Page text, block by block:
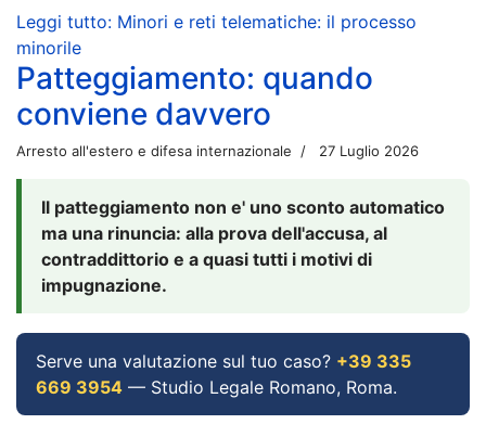
Leggi tutto: Minori e reti telematiche: il processo
minorile
Patteggiamento: quando
conviene davvero
Arresto all'estero e difesa internazionale 27 Luglio 2026
Il patteggiamento non e' uno sconto automatico
ma una rinuncia: alla prova dell'accusa, al
contraddittorio e a quasi tutti i motivi di
impugnazione.
Serve una valutazione sul tuo caso? +39 335
669 3954 — Studio Legale Romano, Roma.